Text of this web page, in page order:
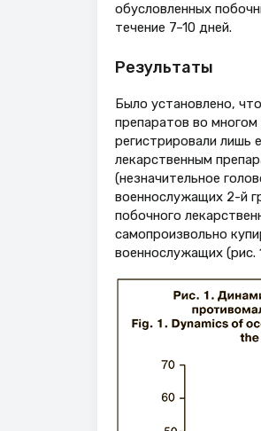
обусловленных
течение 7–10 дней.
Результаты
Было установлено,
препаратов во
регистрировали лишь
лекарственным
(незначительное
военнослужащих 2-й
побочного
самопроизвольно
военнослужащих (рис.